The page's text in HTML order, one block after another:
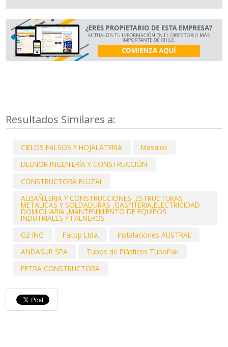
Resultados Similares a:
CIELOS FALSOS Y HOJALATERIA
Masaico
DELNOR INGENIERÍA Y CONSTRUCCIÓN
CONSTRUCTORA ELUZAI
ALBAÑILERIA Y CONSTRUCCIONES ,ESTRUCTURAS
METALICAS Y SOLDADURAS ,GASFITERIA,ELECTRICIDAD
DOMICILIARIA ,MANTENIMIENTO DE EQUIPOS
INDUTRIALES Y FAENEROS
G2 ING
Facop Ltda.
Instalaciones AUSTRAL
ANDASUR SPA
Tubos de Plásticos TuboPak
PETRA CONSTRUCTORA